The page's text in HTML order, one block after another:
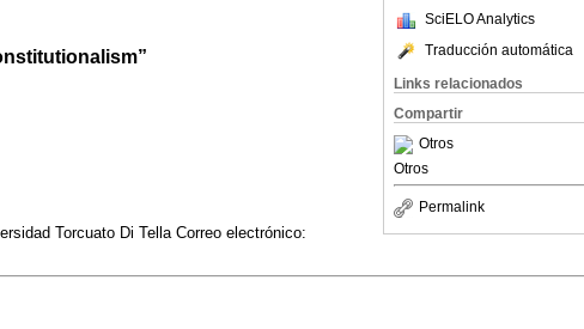
SciELO Analytics
Traducción automática
Links relacionados
Compartir
Otros
Otros
Permalink
Torcuato Di Tella Correo electrónico: